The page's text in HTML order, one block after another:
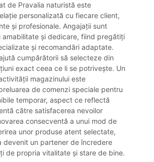
de Pravalia naturistă este
personalizată cu fiecare client,
și profesionale. Angajații sunt
amabilitate și dedicare, fiind pregătiți
și recomandări adaptate.
cumpărătorii să selecteze din
exact ceea ce li se potrivește. Un
magazinului este
de comenzi speciale pentru
temporar, aspect ce reflectă
către satisfacerea nevoilor
consecventă a unui mod de
unor produse atent selectate,
devenit un partener de încredere
de propria vitalitate și stare de bine.